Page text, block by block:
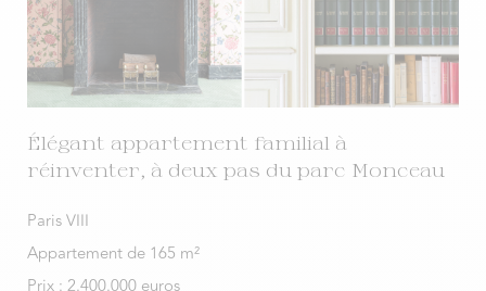
Élégant appartement familial à
réinventer, à deux pas du parc Monceau
Paris VIII
Appartement de 165 m²
Prix : 2.400.000 euros